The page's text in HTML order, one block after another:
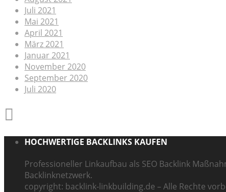
Juli 2021
Mai 2021
April 2021
März 2021
Januar 2021
November 2020
September 2020
Juli 2020
HOCHWERTIGE BACKLINKS KAUFEN
Professioneller Linkaufbau als SEO Backlink
Backlinknetzwerk.
copyright: backlink-linkbuilding.de – Alle Rechte